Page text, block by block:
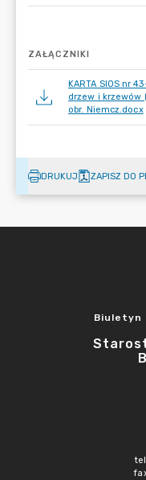
ZAŁĄCZNIKI
KARTA SIOS nr
drzew i krzewów
obr. Niemcz.docx
DRUKUJ ZAPISZ DO
Biuletyn